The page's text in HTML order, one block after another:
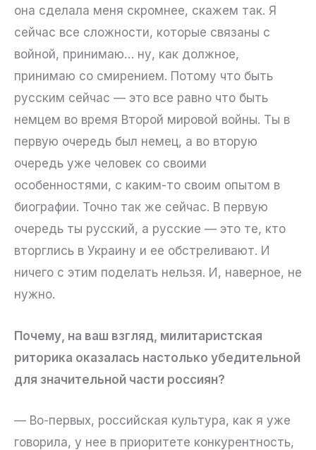
она сделала меня скромнее, скажем так. Я
сейчас все сложности, которые связаны с
войной, принимаю… ну, как должное,
принимаю со смирением. Потому что быть
русским сейчас — это все равно что быть
немцем во время Второй мировой войны. Ты в
первую очередь был немец, а во вторую
очередь уже человек со своими
особенностями, с каким-то своим опытом в
биографии. Точно так же сейчас. В первую
очередь ты русский, а русские — это те, кто
вторглись в Украину и ее обстреливают. И
ничего с этим поделать нельзя. И, наверное, не
нужно.
Почему, на ваш взгляд, милитаристская
риторика оказалась настолько убедительной
для значительной части россиян?
— Во-первых, российская культура, как я уже
говорила, у нее в приоритете конкурентность,